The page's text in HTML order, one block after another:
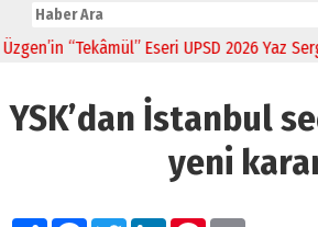
“Tekâmül” Eseri UPSD 2026 Yaz
YSK’dan İstanbul
yeni